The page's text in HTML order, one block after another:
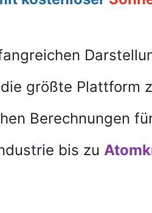
die größte Plattform
Berechnungen
bis zu